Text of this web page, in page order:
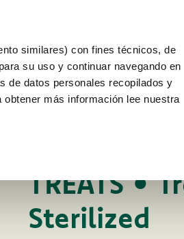
similares) con fines técnicos, de
su uso y continuar navegando en
de datos personales recopilados y
más información lee nuestra
PARA TU PERRO PARA TU GATO
TREATS •
Sterilized